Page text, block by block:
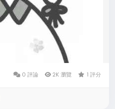
0 評論 2K 瀏覽 1 評分